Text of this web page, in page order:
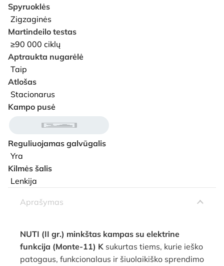
Spyruoklės
Zigzaginės
Martindeilo testas
≥90 000 ciklų
Aptraukta nugarėlė
Taip
Atlošas
Stacionarus
Kampo pusė
Reguliuojamas galvūgalis
Yra
Kilmės šalis
Lenkija
Aprašymas
NUTI (II gr.) minkštas kampas su elektrine
funkcija (Monte-11) K sukurtas tiems, kurie ieško
patogaus, funkcionalaus ir šiuolaikiško sprendimo